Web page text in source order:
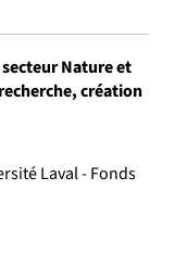
Nature et
création
Laval - Fonds